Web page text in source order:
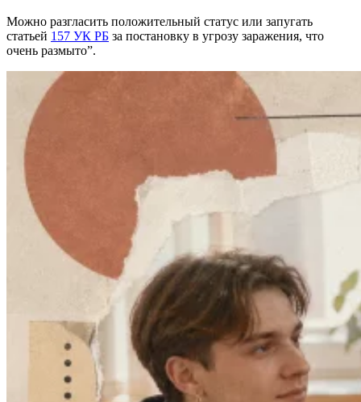
Можно разгласить положительный статус или запугать
статьей 157 УК РБ за постановку в угрозу заражения, что
очень размыто”.